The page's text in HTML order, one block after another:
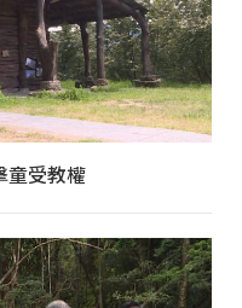
童受教權